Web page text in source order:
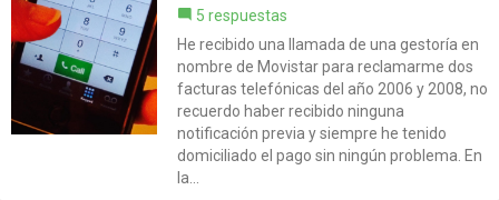
5 respuestas
He recibido una llamada de una gestoría en
nombre de Movistar para reclamarme dos
facturas telefónicas del año 2006 y 2008, no
recuerdo haber recibido ninguna
notificación previa y siempre he tenido
domiciliado el pago sin ningún problema. En
la...